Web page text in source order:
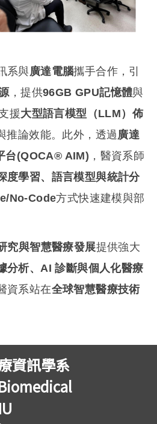
系與廣達電腦攜手合作，引
，提供96GB GPU記憶體與
援大型語言模型（LLM）佈
推論效能。此外，透過廣達
台(QOCA® AIM) ，醫資系師
度學習、語言模型與統計分
No-Code方式快速建模與部
究與智慧醫療發展提供強大
分析、AI 診斷與個人化醫療
資系站在全球智慧醫療技術
資訊學系